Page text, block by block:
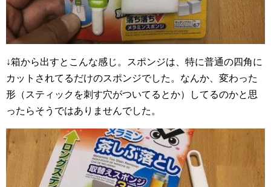
↓箱から出すとこんな感じ。スポンジは、特に普通の四角に
カットされてるだけのスポンジでした。なんか、変わった
形（スティックを刺す穴がついてるとか）してるのかと思
ったらそうではありませんでした。